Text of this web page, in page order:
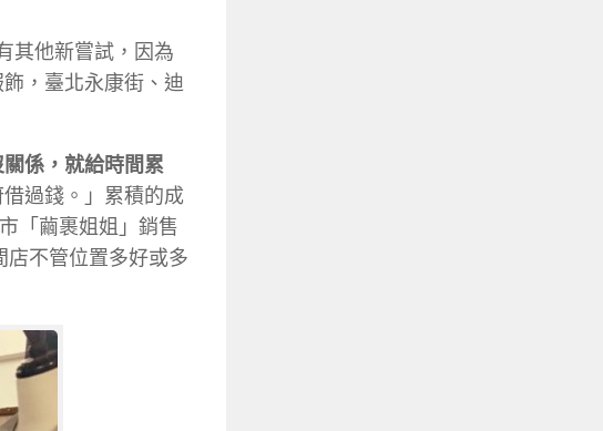
其他新嘗試，因為
，臺北永康街、迪
關係，就給時間累
過錢。」 累積的成
「繭裹姐姐」銷售
店不管位置多好或多